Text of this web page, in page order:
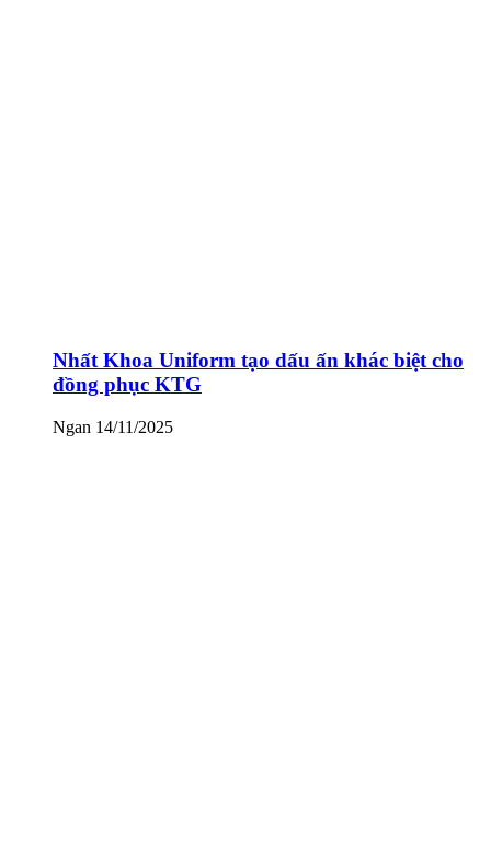
Nhất Khoa Uniform tạo dấu ấn khác biệt cho
đồng phục KTG
Ngan 14/11/2025